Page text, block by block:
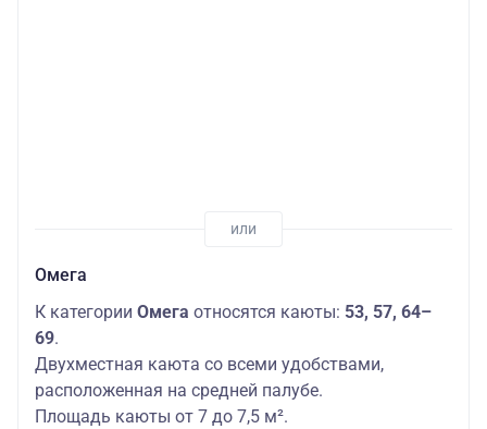
Омега
К категории Омега относятся каюты: 53, 57, 64–
69.
Двухместная каюта со всеми удобствами,
расположенная на средней палубе.
Площадь каюты от 7 до 7,5 м².